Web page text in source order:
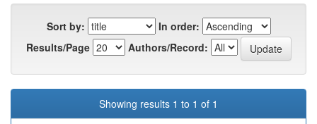
Sort by:
In order:
Results/Page
Authors/Record:
Showing results 1 to 1 of 1